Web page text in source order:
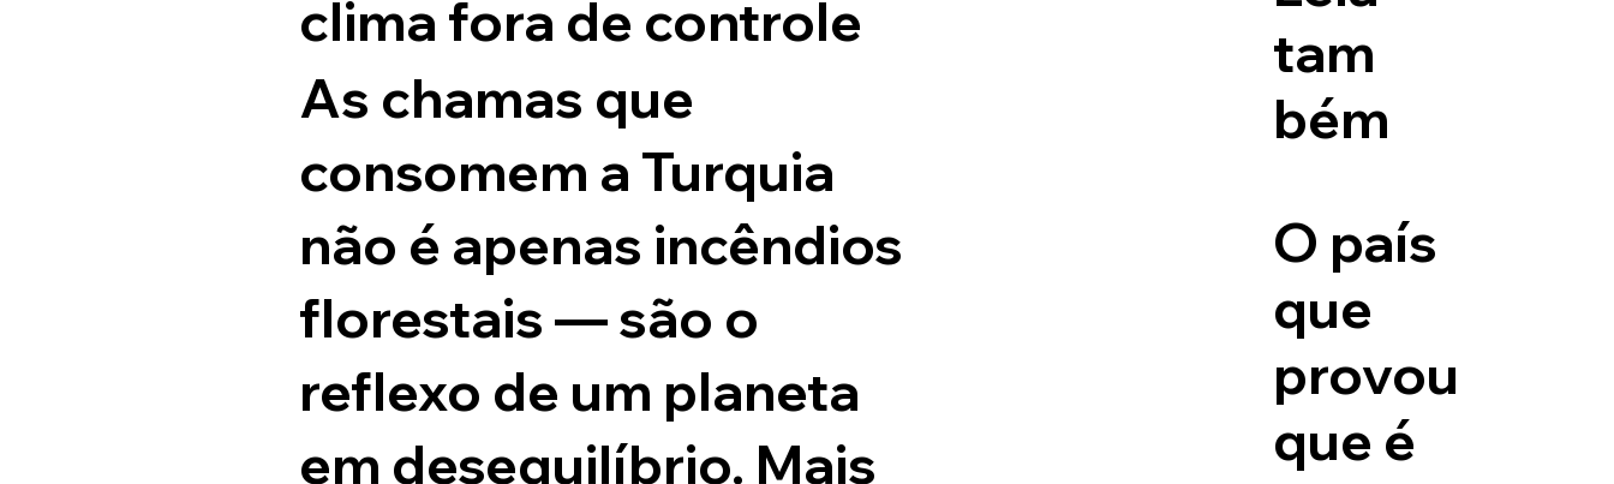
clima fora de controle
As chamas que
consomem a Turquia
não é apenas incêndios
florestais — são o
reflexo de um planeta
em desequilíbrio. Mais
O país
que
provou
que é
tam
bém